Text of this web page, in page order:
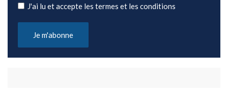
J'ai lu et accepte les termes et les conditions